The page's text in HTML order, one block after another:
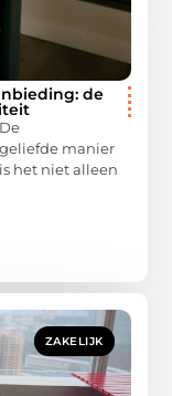
de
manier
het niet alleen
ZAKELIJK